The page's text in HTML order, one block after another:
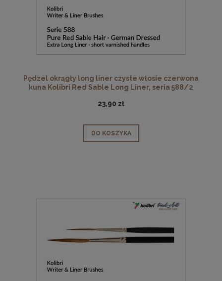
Pędzel okrągły long liner czyste włosie czerwona
kuna Kolibri Red Sable Long Liner, seria 588/2
23,90 zł
DO KOSZYKA